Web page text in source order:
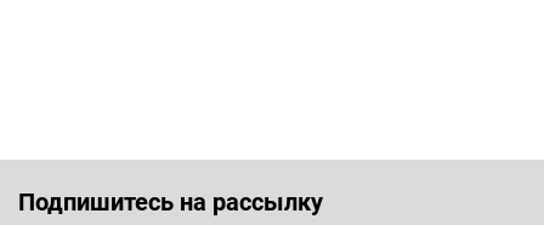
Подпишитесь на рассылку